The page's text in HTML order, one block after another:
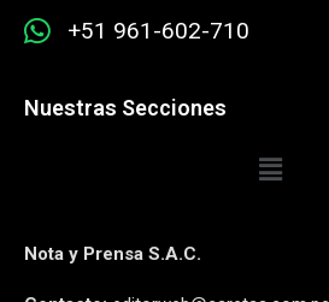
+51 961-602-710
Nuestras Secciones
Nota y Prensa S.A.C.